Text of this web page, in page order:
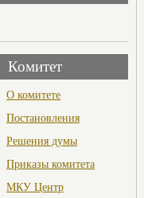
Комитет
О комитете
Постановления
Решения думы
Приказы комитета
МКУ Центр